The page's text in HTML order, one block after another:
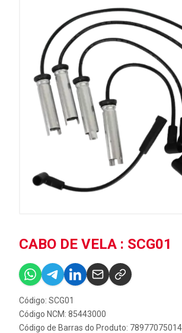
CABO DE VELA : SCG01
Código: SCG01
Código NCM: 85443000
Código de Barras do Produto: